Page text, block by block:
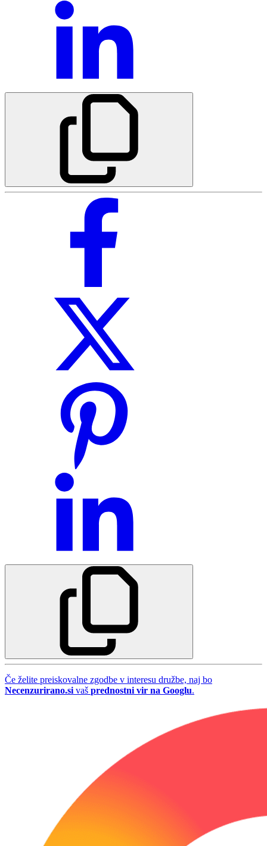
Če želite preiskovalne zgodbe v interesu družbe, naj bo
Necenzurirano.si vaš prednostni vir na Googlu.